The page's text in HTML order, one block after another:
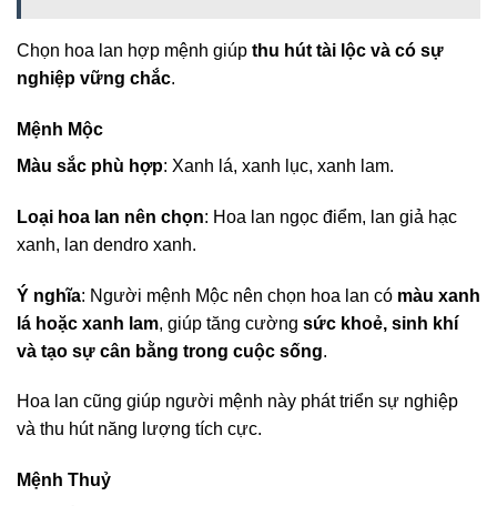
Chọn hoa lan hợp mệnh giúp thu hút tài lộc và có sự
nghiệp vững chắc.
Mệnh Mộc
Màu sắc phù hợp: Xanh lá, xanh lục, xanh lam.
Loại hoa lan nên chọn: Hoa lan ngọc điểm, lan giả hạc
xanh, lan dendro xanh.
Ý nghĩa: Người mệnh Mộc nên chọn hoa lan có màu xanh
lá hoặc xanh lam, giúp tăng cường sức khoẻ, sinh khí
và tạo sự cân bằng trong cuộc sống.
Hoa lan cũng giúp người mệnh này phát triển sự nghiệp
và thu hút năng lượng tích cực.
Mệnh Thuỷ